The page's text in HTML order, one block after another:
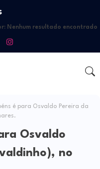
Nenhum resultado encontrado
é para Osvaldo Pereira da
Osvaldo
no